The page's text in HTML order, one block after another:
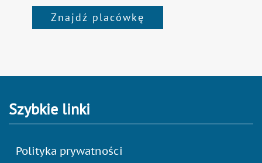
Znajdź placówkę
Szybkie linki
Polityka prywatności